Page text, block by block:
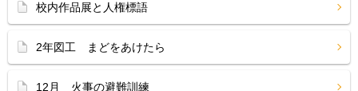
校内作品展と人権標語
2年図工 まどをあけたら
12月 火事の避難訓練